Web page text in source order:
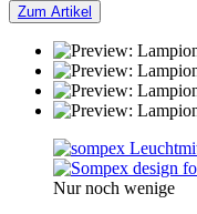
Zum Artikel
Nur noch wenige